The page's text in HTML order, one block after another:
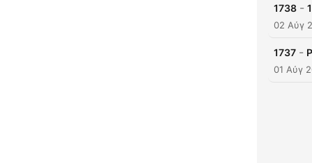
1738 -
02 Αύγ
1737 -
01 Αύγ